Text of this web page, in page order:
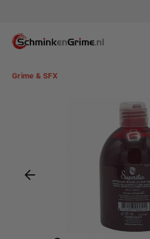
Grime & SFX
Afbeeldingengalerij overslaan